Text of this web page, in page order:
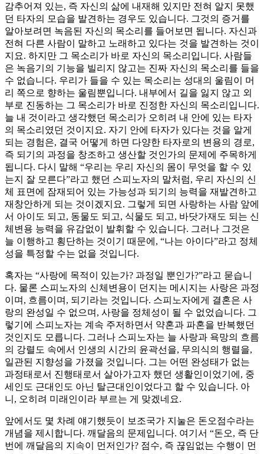
감추어져 있는, 즉 자신의 삶에 내재해 있지만 전혀 알지 못했
던 타자의 모습을 발견하는 경우도 있습니다. 그것의 증거를
알아보려면 녹음된 자신의 목소리를 들어보면 됩니다. 자신과
전혀 다른 사람이 말하고 노래하고 있다는 것을 발견하는 것이
지요. 하지만 그 목소리가 바로 자신의 목소리입니다. 사람들
은 녹음기의 기능을 빌리지 않고는 진짜 자신의 목소리를 들을
수 없습니다. 우리가 들을 수 있는 목소리는 성대의 울림이 머
리 쪽으로 향하는 울림뿐입니다. 내부에서 길을 잃지 않고 외
부로 진동하는 그 목소리가 바로 진정한 자신의 목소리입니다.
늘 내 것이라고 생각했던 목소리가 오히려 내 안에 있는 타자
의 목소리였던 것이지요. 자기 안에 타자가 있다는 것을 알게
되는 경험은, 결국 어떻게 하면 다양한 타자로의 변용의 경로,
즉 되기의 과정을 창조하고 생산할 것인가의 문제에 주목하게
됩니다. 다시 말해 “우리는 우리 자신의 몸이 무엇을 할 수 있
는지 잘 모른다”라고 했던 스피노자의 말처럼, 우리 자신의 신
체 표면에 잠재되어 있는 가능성과 되기의 능력을 재발견하고
재창안하게 되는 것이겠지요. 그렇게 되면 사랑하는 사람 앞에
서 아이도 되고, 동물도 되고, 식물도 되고, 바닷가재도 되는 신
체변용 능력을 유감없이 발휘할 수 있습니다. 그러나 그것은
늘 이행하고 횡단하는 것이기 때문에, “나는 아이다”라고 정체
성을 특정할 수는 없을 것입니다.
혹자는 “사랑에 목적이 있는가? 과정일 뿐인가?”라고 묻습니
다. 물론 스피노자의 신체변용이 던지는 메시지는 사랑은 과정
이며, 흐름이며, 되기라는 것입니다. 스피노자에게 결혼은 사
랑의 완성일 수 없으며, 사랑을 정체성이 될 수 없었습니다. 그
렇기에 스피노자는 계속 주저하면서 약혼과 파혼을 반복했던
것인지도 모릅니다. 그러나 스피노자는 늘 사랑과 욕망의 흐름
의 강렬도 속에서 인생의 시간의 윤곽선을, 무의식의 행렬을,
일관된 지향성을 가졌을 것입니다. 그는 어떤 완성태가 없는
과정태로서 진행태로서 살아가고자 했던 생활인이었기에, 중
세인도 근대인도 아닌 탈근대인이었다고 할 수 있습니다. 아
니, 오히려 미래인이라 부르는 게 맞겠네요.
앞에서도 몇 차례 얘기했듯이 보조국가 지눌은 돈오점수라는
개념을 제시합니다. 깨달음의 문제입니다. 여기서 “돈오, 즉 단
번에 깨달음의 지속이 먼저인가? 점수, 즉 끊임없는 수행이 먼